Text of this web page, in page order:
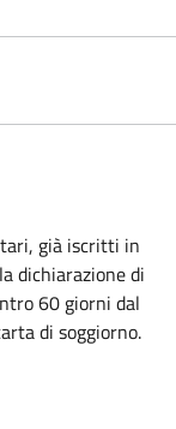
già iscritti in
dichiarazione di
60 giorni dal
di soggiorno.